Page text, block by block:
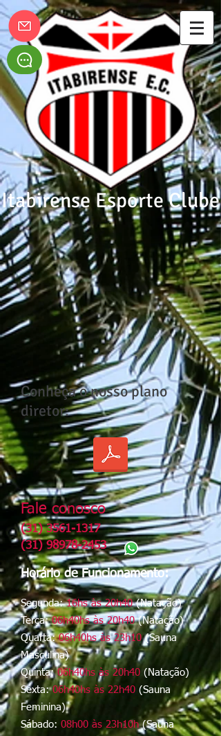
Itabirense Esporte Clube
Conheça o nosso plano
diretor:
Fale conosco
​(31)3561-1317
(31) 98978-2453
Horário de Funcionamento:
Segunda:16hs às 20h40(Natação)
Terça:06h40hs às 20h40(Natação)
Quarta:06h40hs às 23h10(Sauna
Masculina)
Quinta:06h40hs às 20h40 (Natação)
Sexta:06h40hs às 22h40 (Sauna
Feminina)
Sábado: 08h00 às 23h10h(Sauna